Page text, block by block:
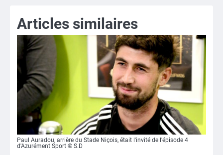
Articles similaires
Paul Auradou, arrière du Stade Niçois, était l'invité de l'épisode 4
d'Azurément Sport © S.D